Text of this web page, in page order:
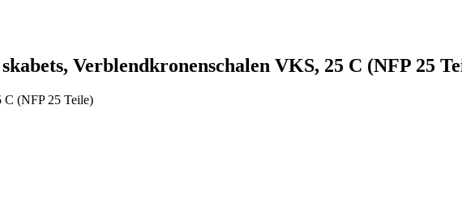
Verblendkronenschalen VKS, 25 C (NFP 25
C (NFP 25 Teile)